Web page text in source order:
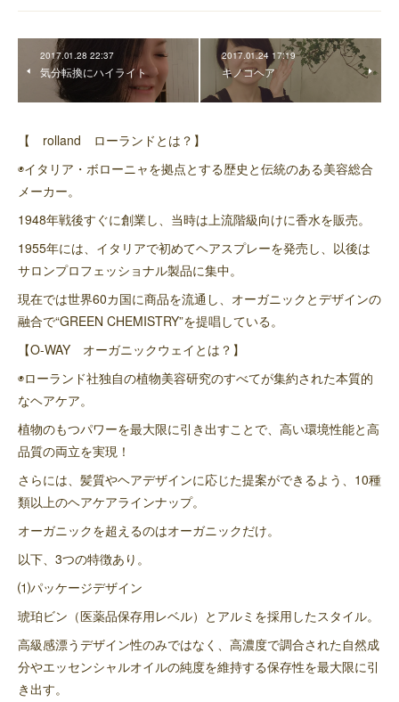
2017.01.28 22:37
気分転換にハイライト
2017.01.24 17:19
キノコヘア
【 rolland ローランドとは？】
◉イタリア・ボローニャを拠点とする歴史と伝統のある美容総合
メーカー。
1948年戦後すぐに創業し、当時は上流階級向けに香水を販売。
1955年には、イタリアで初めてヘアスプレーを発売し、以後は
サロンプロフェッショナル製品に集中。
現在では世界60カ国に商品を流通し、オーガニックとデザインの
融合で“GREEN CHEMISTRY”を提唱している。
【O-WAY オーガニックウェイとは？】
◉ローランド社独自の植物美容研究のすべてが集約された本質的
なヘアケア。
植物のもつパワーを最大限に引き出すことで、高い環境性能と高
品質の両立を実現！
さらには、髪質やヘアデザインに応じた提案ができるよう、10種
類以上のヘアケアラインナップ。
オーガニックを超えるのはオーガニックだけ。
以下、3つの特徴あり。
⑴パッケージデザイン
琥珀ビン（医薬品保存用レベル）とアルミを採用したスタイル。
高級感漂うデザイン性のみではなく、高濃度で調合された自然成
分やエッセンシャルオイルの純度を維持する保存性を最大限に引
き出す。